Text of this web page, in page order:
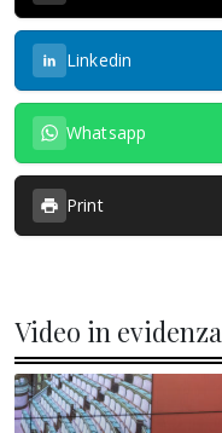
Linkedin
Whatsapp
Print
Video in evidenza